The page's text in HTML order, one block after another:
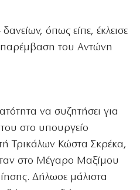
όπως είπε, έκλεισε
του Αντώνη
να συζητήσει για
στο υπουργείο
Τρικάλων Κώστα Σκρέκα,
στο Μέγαρο Μαξίμου
Δήλωσε μάλιστα